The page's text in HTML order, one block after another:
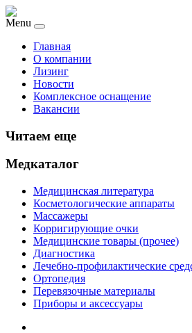
Menu
Главная
О компании
Лизинг
Новости
Комплексное оснащение
Вакансии
Читаем еще
Медкаталог
Медицинская литература
Косметологические аппараты
Массажеры
Корригирующие очки
Медицинские товары (прочее)
Диагностика
Лечебно-профилактические
Ортопедия
Перевязочные материалы
Приборы и аксессуары